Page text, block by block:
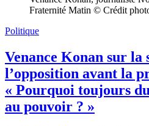
Fraternité Matin © Crédit
Politique
Venance Konan sur la
l’opposition avant la
« Pourquoi toujours
au pouvoir ? »